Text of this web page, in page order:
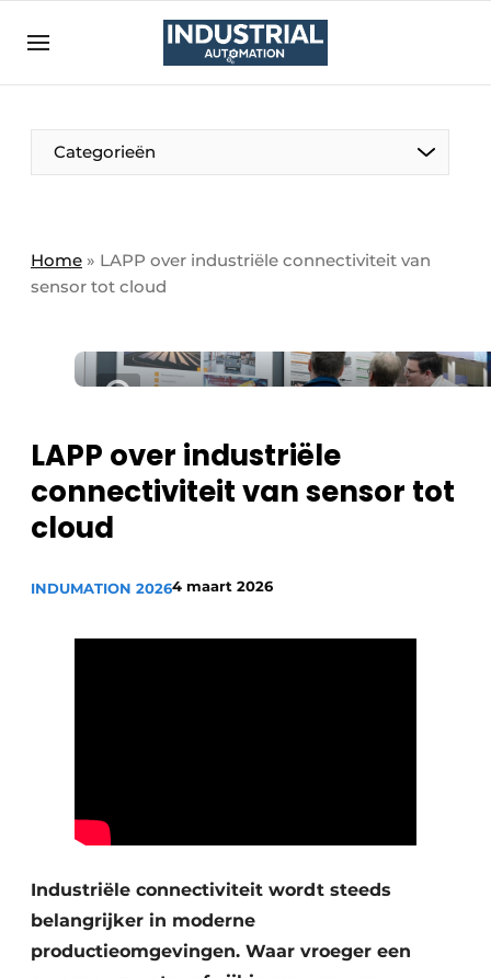
Aanmelden
Bedrijven
Bedrijven
Direct contact
Eigen content aanleveren
Home
Nieuwsbrief
Podcasts
Privacy / Cookie statement
Vacatures
Categorieën
Home » LAPP over industriële connectiviteit van
sensor tot cloud
LAPP over industriële
connectiviteit van sensor tot
cloud
INDUMATION 20264 maart 2026
Industriële connectiviteit wordt steeds
belangrijker in moderne
productieomgevingen. Waar vroeger een